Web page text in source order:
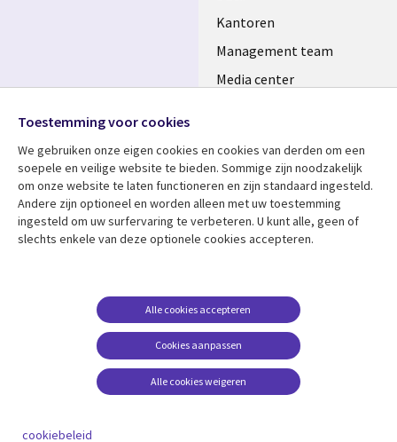
Kantoren
Management team
Media center
Bekijk meer
Library
NETHERLANDS
Artikelen
Evenementen
Support
Legal
Disclaimer
Cookie management
Media
NETHERLANDS
Toestemming voor cookies
We gebruiken onze eigen cookies en cookies van derden om een ​​
soepele en veilige website te bieden. Sommige zijn noodzakelijk
om onze website te laten functioneren en zijn standaard ingesteld.
Andere zijn optioneel en worden alleen met uw toestemming
ingesteld om uw surfervaring te verbeteren. U kunt alle, geen of
slechts enkele van deze optionele cookies accepteren.
Cookies aanpassen
Alle cookies accepteren
Alle cookies weigeren
cookiebeleid